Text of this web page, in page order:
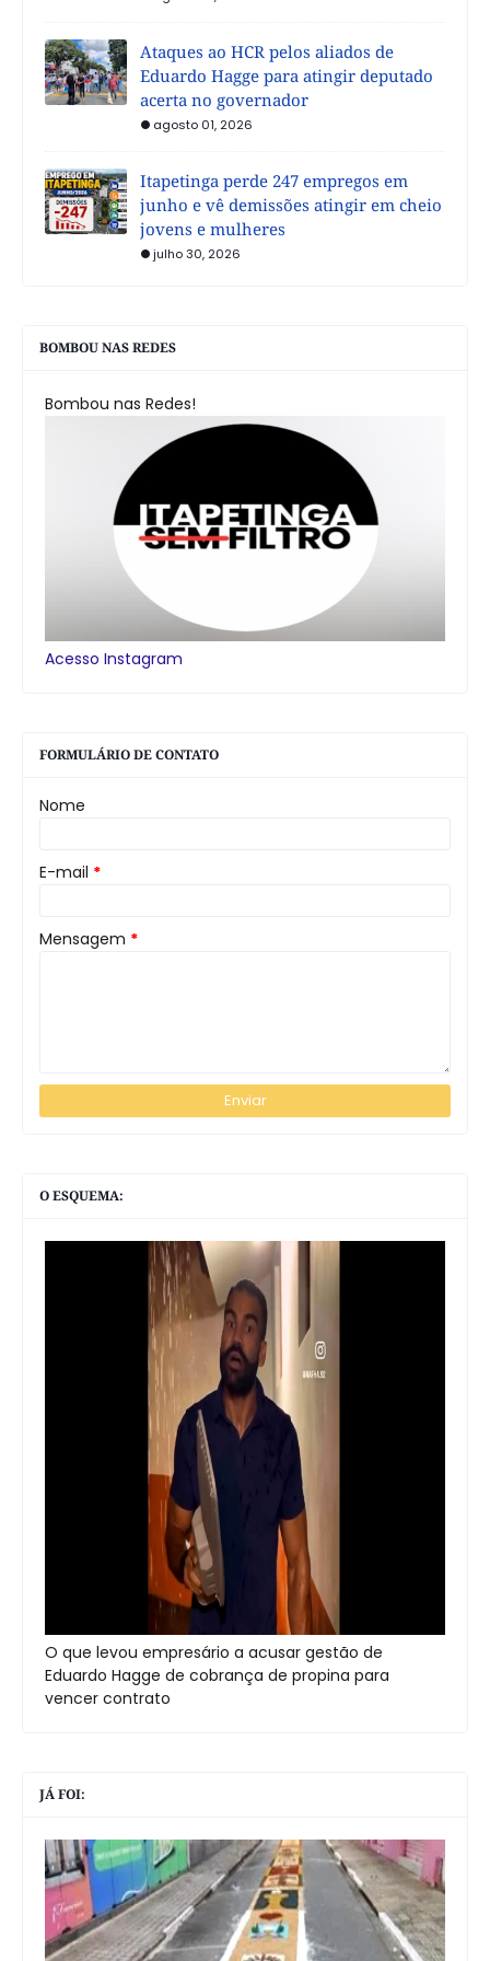
Ataques ao HCR pelos aliados de
Eduardo Hagge para atingir deputado
acerta no governador
agosto 01, 2026
Itapetinga perde 247 empregos em
junho e vê demissões atingir em cheio
jovens e mulheres
julho 30, 2026
BOMBOU NAS REDES
Bombou nas Redes!
Acesso Instagram
FORMULÁRIO DE CONTATO
Nome
E-mail *
Mensagem *
O ESQUEMA:
O que levou empresário a acusar gestão de
Eduardo Hagge de cobrança de propina para
vencer contrato
JÁ FOI: